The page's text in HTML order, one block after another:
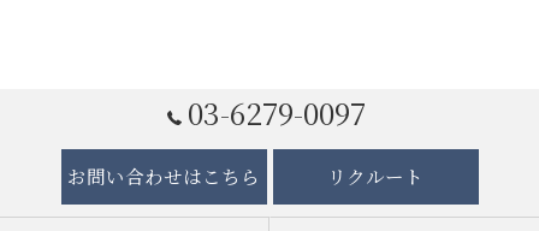
03-6279-0097
お問い合わせはこちら リクルート